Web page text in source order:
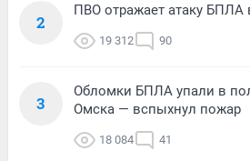
2
ПВО отражает атаку БПЛА
19 312 90
3
Обломки БПЛА упали в
Омска — вспыхнул пожар
18 084 41